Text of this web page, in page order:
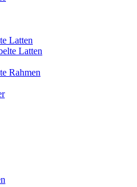
Latten
Latten
Rahmen